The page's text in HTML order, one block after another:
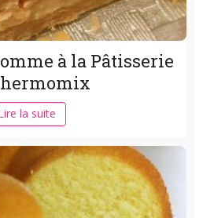
à la Pâtisserie
la suite